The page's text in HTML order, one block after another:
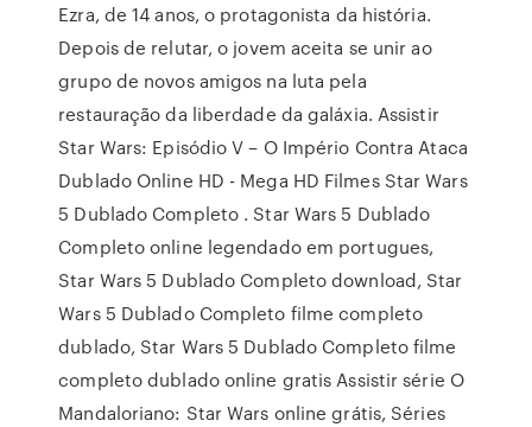
Ezra, de 14 anos, o protagonista da história.
Depois de relutar, o jovem aceita se unir ao
grupo de novos amigos na luta pela
restauração da liberdade da galáxia. Assistir
Star Wars: Episódio V – O Império Contra Ataca
Dublado Online HD - Mega HD Filmes Star Wars
5 Dublado Completo . Star Wars 5 Dublado
Completo online legendado em portugues,
Star Wars 5 Dublado Completo download, Star
Wars 5 Dublado Completo filme completo
dublado, Star Wars 5 Dublado Completo filme
completo dublado online gratis Assistir série O
Mandaloriano: Star Wars online grátis, Séries